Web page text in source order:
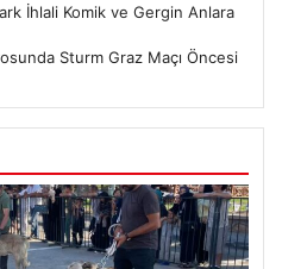
İhlali Komik ve Gergin Anlara
Sturm Graz Maçı Öncesi